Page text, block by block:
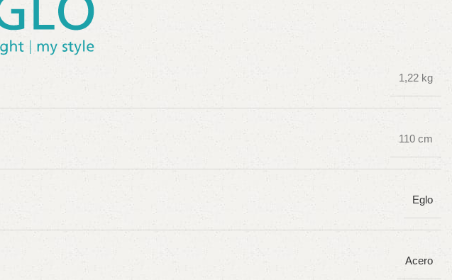
1,22 kg
110 cm
Eglo
Acero